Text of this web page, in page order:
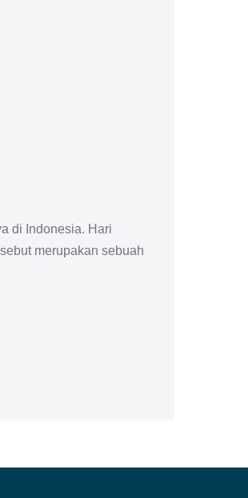
di Indonesia. Hari
merupakan sebuah